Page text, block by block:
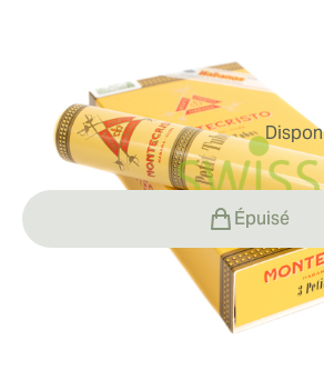
27,91 € était31,39 €-11%
Épuisé
Vous avez des questions ?